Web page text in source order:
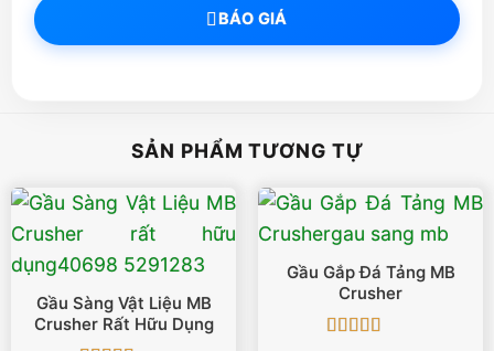
BÁO GIÁ
SẢN PHẨM TƯƠNG TỰ
Gầu Sàng Vật Liệu MB
Crusher Rất Hữu Dụng
Gầu Gắp Đá Tảng MB
Crusher